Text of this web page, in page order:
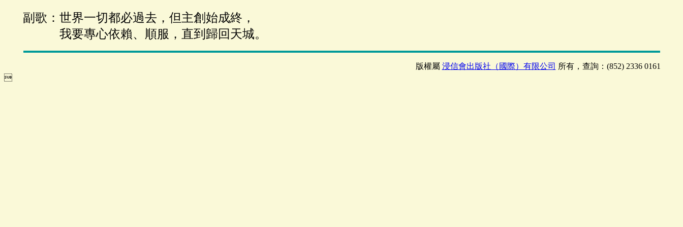
副歌：世界一切都必過去，但主創始成終，
我要專心依賴、順服，直到歸回天城。
版權屬 浸信會出版社（國際）有限公司 所有，查詢：(852) 2336 0161
